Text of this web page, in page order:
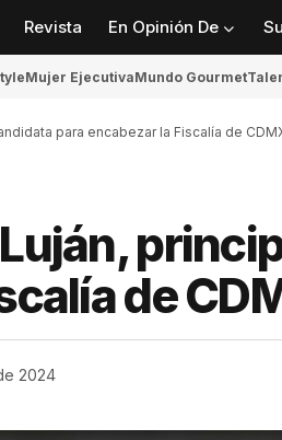
Revista En Opinión De
Mujer EjecutivaMundo Gourmet
para encabezar la Fiscalía de
de
2024